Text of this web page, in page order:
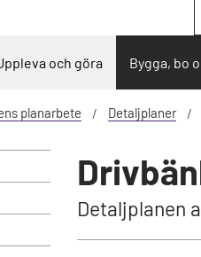
och göra Bygga, bo
planarbete Detaljplaner
Detaljplanen